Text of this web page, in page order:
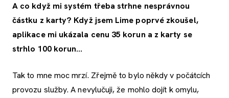
A co když mi systém třeba strhne nesprávnou
částku z karty? Když jsem Lime poprvé zkoušel,
aplikace mi ukázala cenu 35 korun a z karty se
strhlo 100 korun...
Tak to mne moc mrzí. Zřejmě to bylo někdy v počátcích
provozu služby. A nevylučuji, že mohlo dojít k omylu,